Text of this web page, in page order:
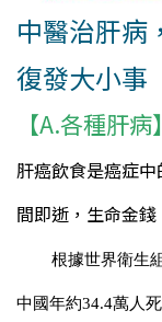
中醫治肝病
復發大小事
【A.各種肝病】
肝癌飲食是癌症
間即逝，生命金
根據世界衛生
中國年約34.4萬人